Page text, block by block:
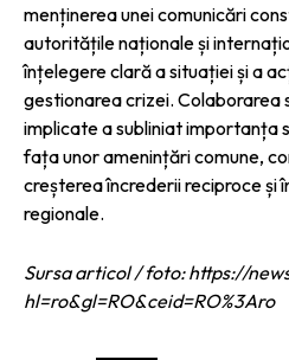
menținerea unei comunicări
autoritățile naționale și
înțelegere clară a situației și a
gestionarea crizei. Colaborarea
implicate a subliniat importanța
fața unor amenințări comune,
creșterea încrederii reciproce și
regionale.
Sursa articol / foto: https://
hl=ro&gl=RO&ceid=RO%3Aro